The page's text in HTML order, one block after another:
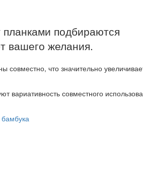
подбираются
вашего желания.
совместно, что значительно
вариативность совместного